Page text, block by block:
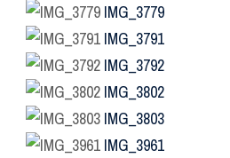
IMG_3779
IMG_3791
IMG_3792
IMG_3802
IMG_3803
IMG_3961